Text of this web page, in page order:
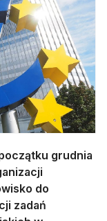
grudnia
do
zadań